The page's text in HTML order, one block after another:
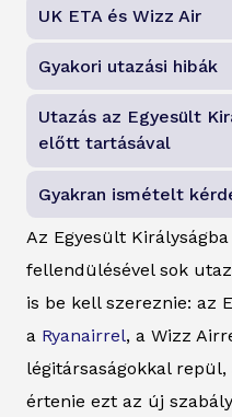
UK ETA és Wizz Air
Gyakori utazási hibák
Utazás az Egyesült
előtt tartásával
Gyakran ismételt
Az Egyesült
fellendülésével sok
is be kell szereznie: az
a Ryanairrel, a Wizz
légitársaságokkal
értenie ezt az új